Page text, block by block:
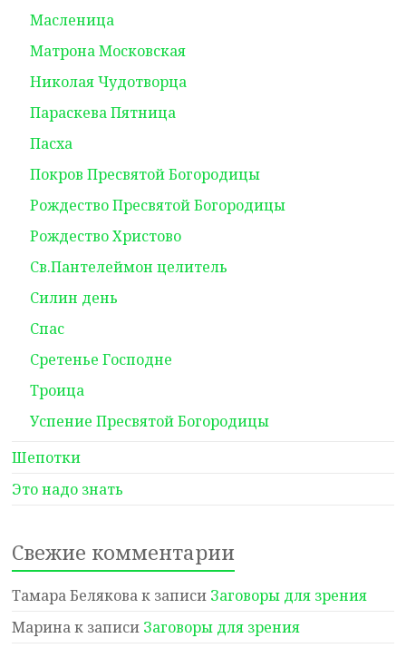
Масленица
Матрона Московская
Николая Чудотворца
Параскева Пятница
Пасха
Покров Пресвятой Богородицы
Рождество Пресвятой Богородицы
Рождество Христово
Св.Пантелеймон целитель
Силин день
Спас
Сретенье Господне
Троица
Успение Пресвятой Богородицы
Шепотки
Это надо знать
Свежие комментарии
Тамара Беляковак записи Заговоры для зрения
Маринак записи Заговоры для зрения